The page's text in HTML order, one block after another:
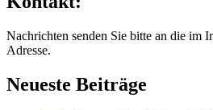
Nachrichten senden Sie bitte an die im
Adresse.
Neueste Beiträge